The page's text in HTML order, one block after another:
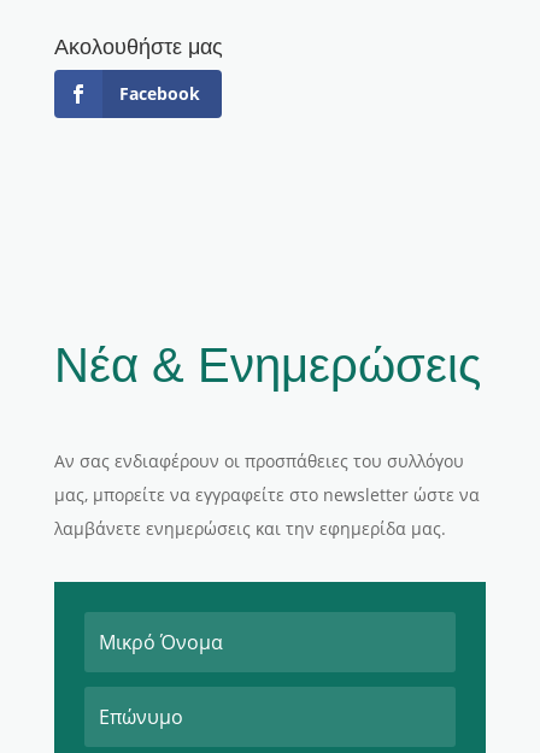
Ακολουθήστε μας
Facebook
Νέα & Ενημερώσεις
Αν σας ενδιαφέρουν οι προσπάθειες του συλλόγου
μας, μπορείτε να εγγραφείτε στο newsletter ώστε να
λαμβάνετε ενημερώσεις και την εφημερίδα μας.